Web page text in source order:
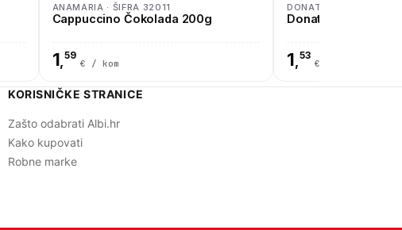
ANAMARIA · ŠIFRA 32011
Cappuccino Čokolada 200g
1,59
€ / kom
DONAT · ŠIFRA 06100
Donat Mg 1l
1,53
€ / kom
KORISNIČKE STRANICE
Zašto odabrati Albi.hr
Kako kupovati
Robne marke